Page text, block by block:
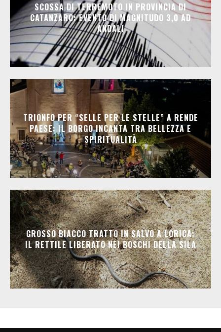
SCOSSA DI TERREMOTO IN PROVINCIA DI
CATANZARO: EVENTO DI MAGNITUDO 3,0 AD
ANDALI
TRIONFO PER “SELLE PER LE STELLE” A RENDE
PAESE: IL BORGO INCANTA TRA BELLEZZA E
SPIRITUALITÀ
GROSSO BIACCO TRATTO IN SALVO A LORICA:
IL RETTILE LIBERATO NEI BOSCHI DELLA SILA